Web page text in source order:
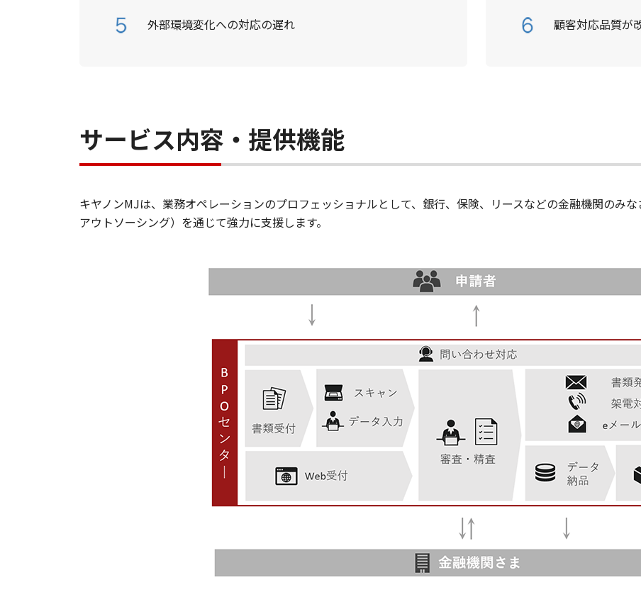
外部環境変化への対応の遅れ 顧客対応品質が
サービス内容・提供機能
キヤノンMJは、業務オペレーションのプロフェッショナルとして、銀行、保険、リースなどの金融機関のみ
アウトソーシング）を通じて強力に支援します。